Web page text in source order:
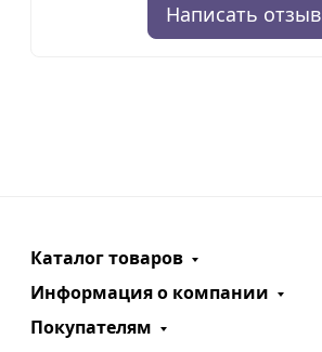
Написать отзыв
Каталог товаров
Информация о компании
Покупателям